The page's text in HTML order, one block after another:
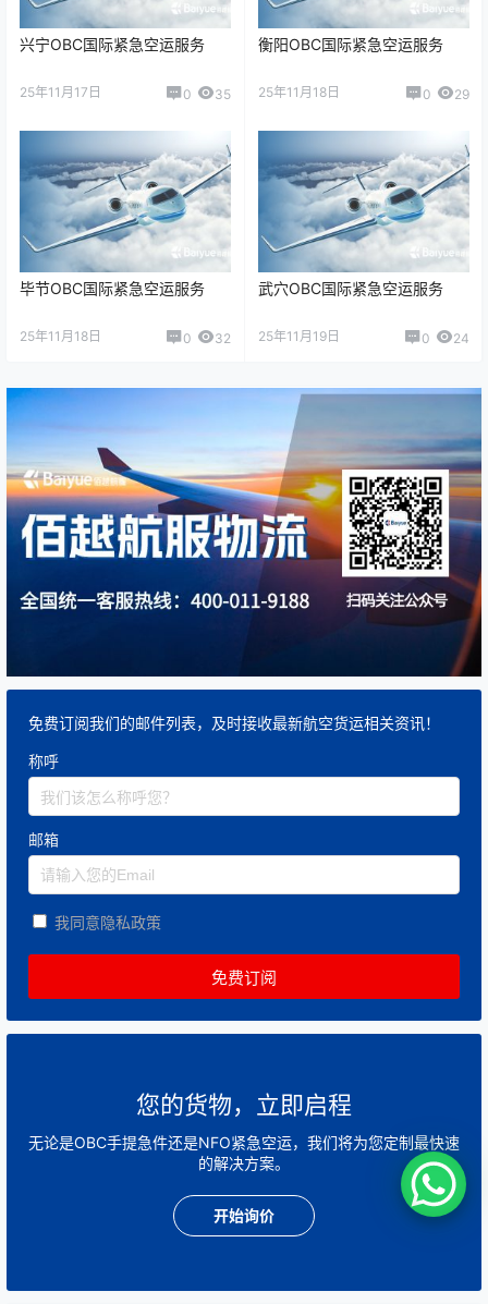
兴宁OBC国际紧急空运服务
25年11月17日 0 35
衡阳OBC国际紧急空运服务
25年11月18日 0 29
毕节OBC国际紧急空运服务
25年11月18日 0 32
武穴OBC国际紧急空运服务
25年11月19日 0 24
免费订阅我们的邮件列表，及时接收最新航空货运相关资讯！
称呼
邮箱
我同意隐私政策
您的货物，立即启程
无论是OBC手提急件还是NFO紧急空运，我们将为您定制最快速
的解决方案。
开始询价